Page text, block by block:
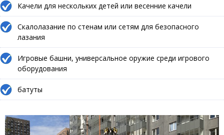
Качели для нескольких детей или весенние качели
Скалолазание по стенам или сетям для безопасного
лазания
Игровые башни, универсальное оружие среди игрового
оборудования
батуты